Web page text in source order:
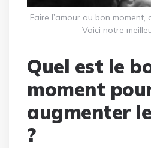
Faire l’amour au bon
Voici notre
Quel est le
moment
augmenter
?